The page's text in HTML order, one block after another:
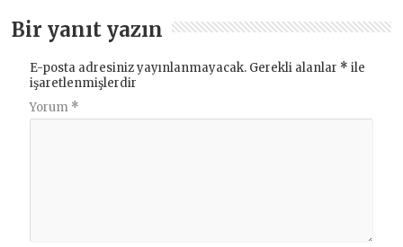
Bir yanıt yazın
E-posta adresiniz yayınlanmayacak. Gerekli alanlar * ile
işaretlenmişlerdir
Yorum *